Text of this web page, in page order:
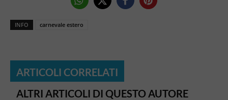
INFO carnevale estero
ARTICOLI CORRELATI
ALTRI ARTICOLI DI QUESTO AUTORE